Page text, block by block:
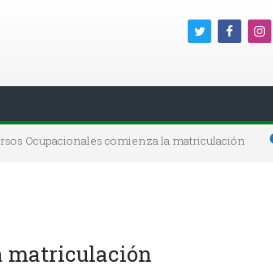
Ocupacionales comienza la matriculación
matriculación